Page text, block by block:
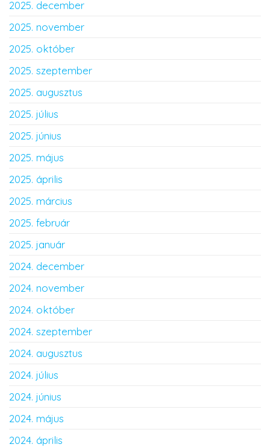
2025. december
2025. november
2025. október
2025. szeptember
2025. augusztus
2025. július
2025. június
2025. május
2025. április
2025. március
2025. február
2025. január
2024. december
2024. november
2024. október
2024. szeptember
2024. augusztus
2024. július
2024. június
2024. május
2024. április